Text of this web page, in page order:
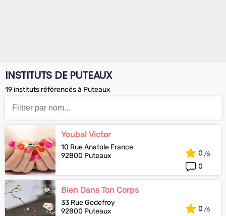
INSTITUTS DE PUTEAUX
19 instituts référencés à Puteaux
Youbal Victor
10 Rue Anatole France
92800 Puteaux
0
0
Bien Dans Ton Corps
33 Rue Godefroy
92800 Puteaux
0